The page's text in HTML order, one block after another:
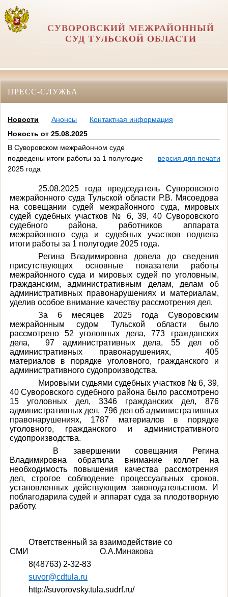
СУВОРОВСКИЙ МЕЖРАЙОННЫЙ
СУД ТУЛЬСКОЙ ОБЛАСТИ
ПРЕСС-СЛУЖБА
Новости Анонсы
Контактная информация
Новость от 25.08.2025
В Суворовском межрайонном суде
подведены итоги работы за 1 полугодие
2025 года
версия для печати
25.08.2025 года председатель Суворовского
межрайонного суда Тульской области Р.В. Мясоедова
на совещании судей межрайонного суда, мировых
судей судебных участков № 6, 39, 40 Суворовского
судебного района, работников аппарата
межрайонного суда и судебных участков подвела
итоги работы за 1 полугодие 2025 года.
Регина Владимировна довела до сведения
присутствующих основные показатели работы
межрайонного суда и мировых судей по уголовным,
гражданским, административным делам, делам об
административных правонарушениях и материалам,
уделив особое внимание качеству рассмотрения дел.
За 6 месяцев 2025 года Суворовским
межрайонным судом Тульской области было
рассмотрено 52 уголовных дела, 773 гражданских
дела,
97 административных дела, 55 дел об
административных правонарушениях,
405
материалов в порядке уголовного, гражданского и
административного судопроизводства.
Мировыми судьями судебных участков № 6, 39,
40 Суворовского судебного района было рассмотрено
15 уголовных дел, 3346 гражданских дел, 876
административных дел, 796 дел об административных
правонарушениях, 1787 материалов в порядке
уголовного, гражданского и административного
судопроизводства.
В завершении совещания Регина
Владимировна обратила внимание коллег на
необходимость повышения качества рассмотрения
дел, строгое соблюдение процессуальных сроков,
установленных действующим законодательством. И
поблагодарила судей и аппарат суда за плодотворную
работу.
Ответственный за взаимодействие со
СМИ
О.А.Минакова
8(48763) 2-32-83
suvor@cdtula.ru
http://suvorovsky.tula.sudrf.ru/